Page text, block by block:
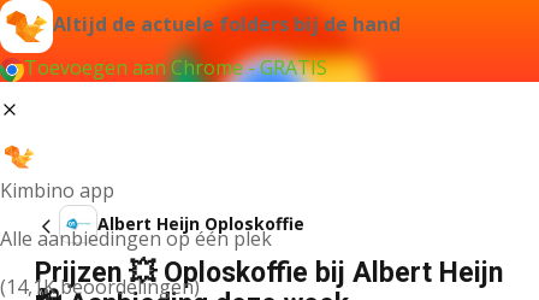
Altijd de actuele folders bij de hand
Toevoegen aan Chrome - GRATIS
Kimbino app
Alle aanbiedingen op één plek
(14,1K beoordelingen)
Albert Heijn Oploskoffie
Prijzen 💥 Oploskoffie bij Albert Heijn